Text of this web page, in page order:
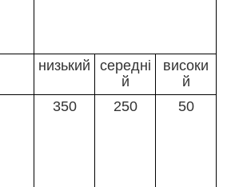
низький
середні
й
високи
й
350 250 50